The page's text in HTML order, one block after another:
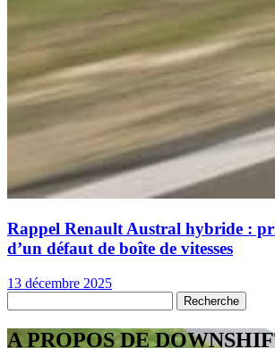
Rappel Renault Austral hybride :
d’un défaut de boîte de vitesses
13 décembre 2025
A PROPOS DE